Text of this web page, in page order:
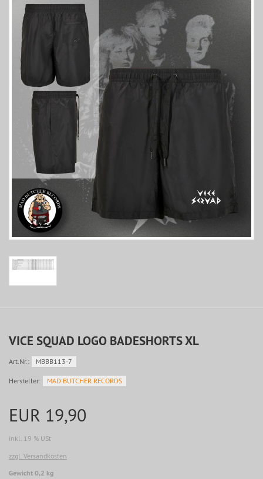
VICE SQUAD LOGO BADESHORTS XL
Art.Nr.: MBBB113-7
Hersteller: MAD BUTCHER RECORDS
EUR 19,90
inkl. 19 % USt
zzgl. Versandkosten
Gewicht 0,2 kg